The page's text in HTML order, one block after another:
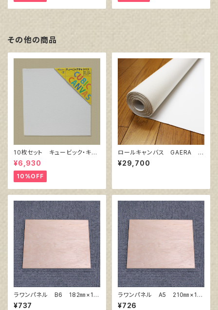
その他の商品
1０枚セット キュービック・キャ
ンバス白（縦200㎜×横200㎜×
厚38㎜）
¥6,930
10%OFF
ロールキャンバス GAERA F
145㎝巾×5m巻
¥29,700
ラワンパネル B6 182㎜×12
8㎜
¥737
ラワンパネル A5 210㎜×14
8㎜
¥726